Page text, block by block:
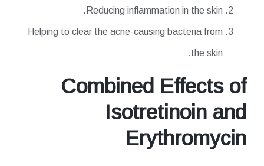
Reducing inflammation in the skin.
Helping to clear the acne-causing bacteria from
the skin.
Combined Effects of
Isotretinoin and
Erythromycin